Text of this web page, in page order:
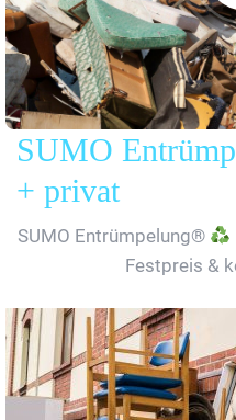
SUMO
+ privat
SUMO Entrümpelung®
Festpreis &